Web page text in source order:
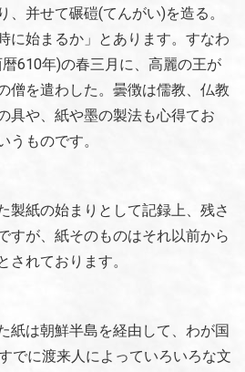
、并せて碾磑(てんがい)を造る。
に始まるか」とあります。すなわ
610年)の春三月に、高麗の王が
僧を遣わした。曇徴は儒教、仏教
具や、紙や墨の製法も心得てお
うものです。
製紙の始まりとして記録上、残さ
すが、紙そのものはそれ以前から
されております。
紙は朝鮮半島を経由して、わが国
でに渡来人によっていろいろな文